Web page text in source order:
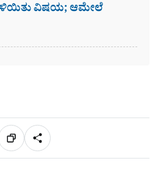
ವಿಷಯ; ಆಮೇಲೆ
ಲಿಂ
ಕ್
S
h